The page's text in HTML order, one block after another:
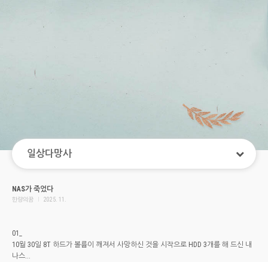
일상다망사
NAS가 죽었다
한량의꿈 2025. 11.
01_
10월 30일 8T 하드가 볼륨이 깨져서 사망하신 것을 시작으로 HDD 3개를 해 드신 내
나스...